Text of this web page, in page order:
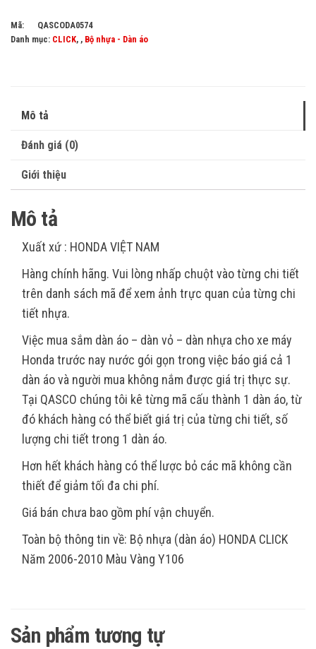
Mã:
QASCODA0574
Danh mục: CLICK, , Bộ nhựa - Dàn áo
Mô tả
Đánh giá (0)
Giới thiệu
Mô tả
Xuất xứ : HONDA VIỆT NAM
Hàng chính hãng. Vui lòng nhấp chuột vào từng chi tiết
trên danh sách mã để xem ảnh trực quan của từng chi
tiết nhựa.
Việc mua sắm dàn áo – dàn vỏ – dàn nhựa cho xe máy
Honda trước nay nước gói gọn trong việc báo giá cả 1
dàn áo và người mua không nắm được giá trị thực sự.
Tại QASCO chúng tôi kê từng mã cấu thành 1 dàn áo, từ
đó khách hàng có thể biết giá trị của từng chi tiết, số
lượng chi tiết trong 1 dàn áo.
Hơn hết khách hàng có thể lược bỏ các mã không cần
thiết để giảm tối đa chi phí.
Giá bán chưa bao gồm phí vận chuyển.
Toàn bộ thông tin về: Bộ nhựa (dàn áo) HONDA CLICK
Năm 2006-2010 Màu Vàng Y106
Sản phẩm tương tự